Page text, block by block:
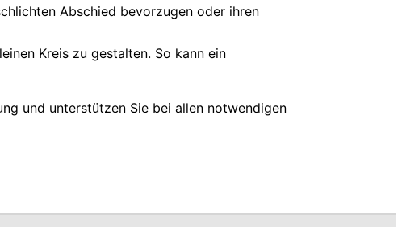
Abschied bevorzugen oder ihren
Kreis zu gestalten. So kann ein
und unterstützen Sie bei allen notwendigen